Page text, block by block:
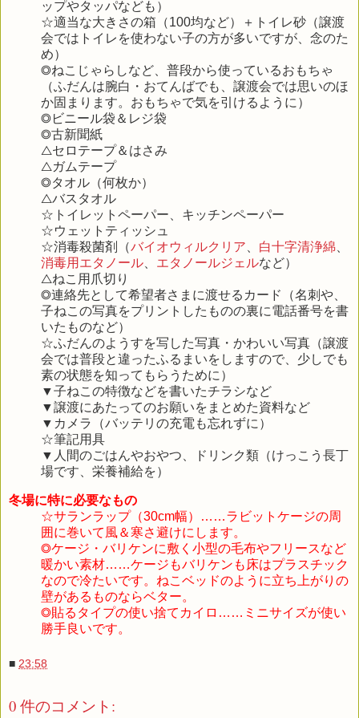
ップやタッパなども）
☆適当な大きさの箱（100均など）＋トイレ砂（譲渡
会ではトイレを使わない子の方が多いですが、念のた
め）
◎ねこじゃらしなど、普段から使っているおもちゃ
（ふだんは腕白・おてんばでも、譲渡会では思いのほ
か固まります。おもちゃで気を引けるように）
◎ビニール袋＆レジ袋
◎古新聞紙
△セロテープ＆はさみ
△ガムテープ
◎タオル（何枚か）
△バスタオル
☆トイレットペーパー、キッチンペーパー
☆ウェットティッシュ
☆消毒殺菌剤（バイオウィルクリア 白十字清浄綿
消毒用エタノール
エタノールジェルなど）
△ねこ用爪切り
◎連絡先として希望者さまに渡せるカード（名刺や、
子ねこの写真をプリントしたものの裏に電話番号を書
いたものなど）
☆ふだんのようすを写した写真・かわいい写真（譲渡
会では普段と違ったふるまいをしますので、少しでも
素の状態を知ってもらうために）
▼子ねこの特徴などを書いたチラシなど
▼譲渡にあたってのお願いをまとめた資料など
▼カメラ（バッテリの充電も忘れずに）
☆筆記用具
▼人間のごはんやおやつ、ドリンク類（けっこう長丁
場です、栄養補給を）
冬場に特に必要なもの
☆サランラップ（30cm幅）……ラビットケージの周
囲に巻いて風＆寒さ避けにします。
◎ケージ・バリケンに敷く小型の毛布やフリースなど
暖かい素材……ケージもバリケンも床はプラスチック
なので冷たいです。ねこベッドのように立ち上がりの
壁があるものならベター。
◎貼るタイプの使い捨てカイロ……ミニサイズが使い
勝手良いです。
■ 23:58
0 件のコメント: